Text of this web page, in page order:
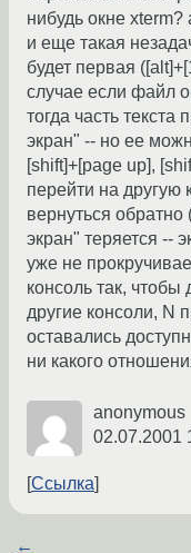
нибудь окне xterm?
и еще такая
будет первая
случае если файл
тогда часть текста
экран" -- но ее
[shift]+[page up],
перейти на другую
вернуться обратно
экран" теряется --
уже не
консоль так,
другие консоли, N
оставались
ни какого
anonymous
02.07.2001
Ссылка
←